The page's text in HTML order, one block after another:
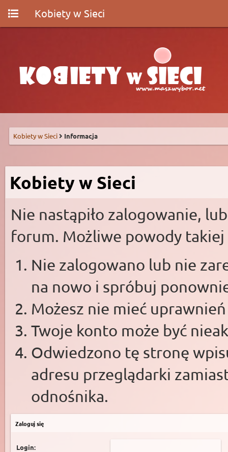
Kobiety w Sieci
Kobiety w Sieci Informacja
Kobiety w Sieci
Nie nastąpiło zalogowanie,
forum. Możliwe powody takiej
Nie zalogowano lub nie
na nowo i spróbuj
Możesz nie mieć
Twoje konto może być
Odwiedzono tę stronę
adresu przeglądarki
odnośnika.
Zaloguj się
Login: